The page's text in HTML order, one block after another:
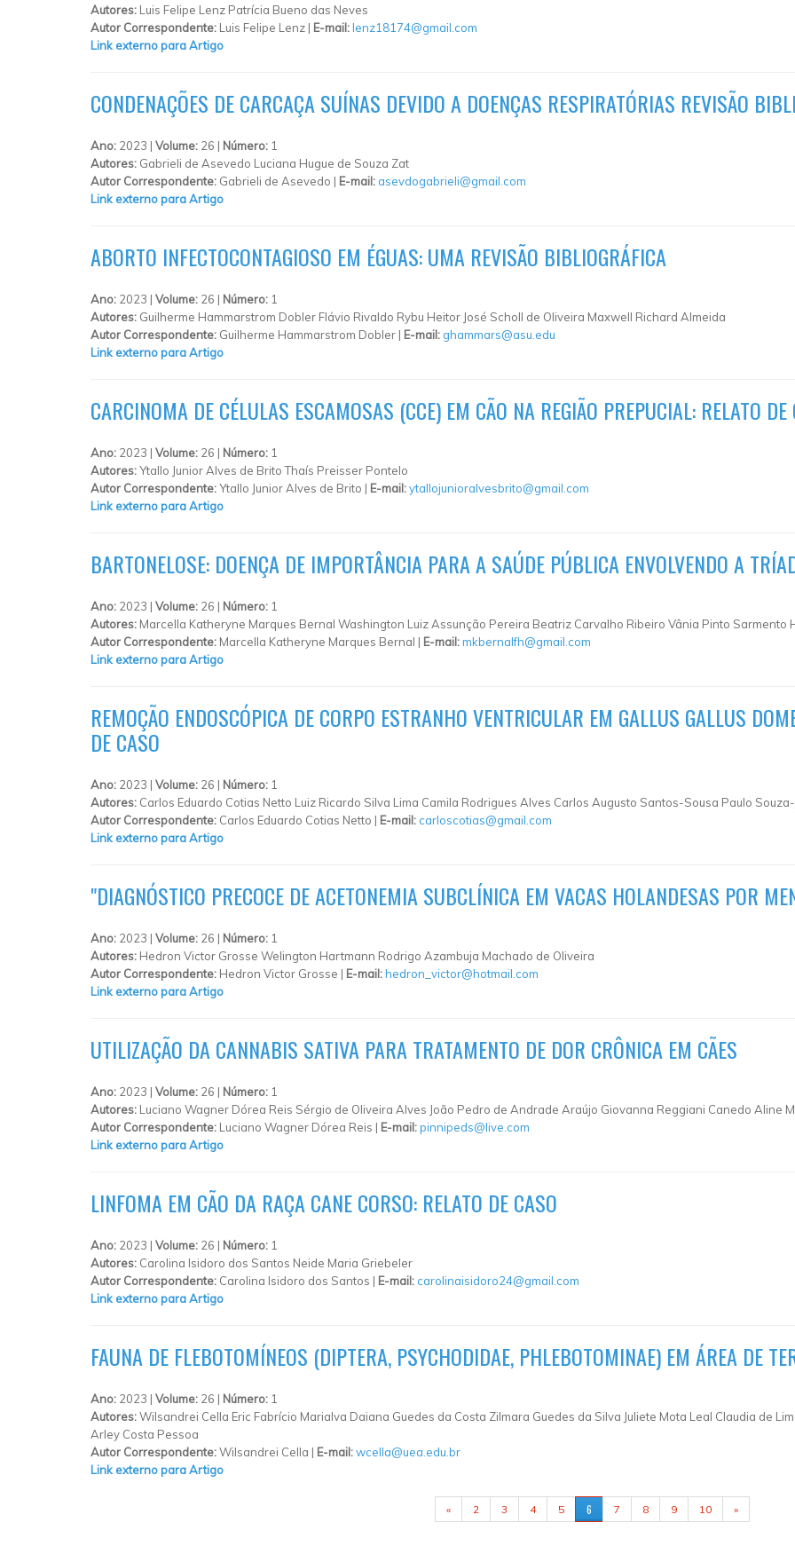
Autores: Luis Felipe Lenz Patrícia Bueno das Neves
Autor Correspondente: Luis Felipe Lenz | E-mail:lenz18174@gmail.com
Link externo para Artigo
CONDENAÇÕES DE CARCAÇA SUÍNAS DEVIDO A DOENÇAS RESPIRATÓRIAS REVISÃO
Ano: 2023 | Volume: 26 | Número: 1
Autores: Gabrieli de Asevedo Luciana Hugue de Souza Zat
Autor Correspondente: Gabrieli de Asevedo | E-mail: asevdogabrieli@gmail.com
Link externo para Artigo
ABORTO INFECTOCONTAGIOSO EM ÉGUAS: UMA REVISÃO BIBLIOGRÁFICA
Ano: 2023 | Volume: 26 | Número: 1
Autores: Guilherme Hammarstrom Dobler Flávio Rivaldo Rybu Heitor José Scholl de Oliveira Maxwell Richard Almeida
Autor Correspondente: Guilherme Hammarstrom Dobler | E-mail: ghammars@asu.edu
Link externo para Artigo
CARCINOMA DE CÉLULAS ESCAMOSAS (CCE) EM CÃO NA REGIÃO PREPUCIAL: RELATO DE
Ano: 2023 | Volume: 26 | Número: 1
Autores:Ytallo Junior Alves de Brito Thaís Preisser Pontelo
Autor Correspondente:Ytallo Junior Alves de Brito | E-mail:ytallojunioralvesbrito@gmail.com
Link externo para Artigo
BARTONELOSE: DOENÇA DE IMPORTÂNCIA PARA A SAÚDE PÚBLICA ENVOLVENDO A
Ano: 2023 | Volume: 26 | Número: 1
Autores: Marcella Katheryne Marques Bernal Washington Luiz Assunção Pereira Beatriz Carvalho Ribeiro Vânia Pinto Sarmento
Autor Correspondente: Marcella Katheryne Marques Bernal | E-mail:mkbernalfh@gmail.com
Link externo para Artigo
REMOÇÃO ENDOSCÓPICA DE CORPO ESTRANHO VENTRICULAR EM GALLUS GALLUS
DE CASO
Ano: 2023 | Volume: 26 | Número: 1
Autores: Carlos Eduardo Cotias Netto Luiz Ricardo Silva Lima Camila Rodrigues Alves Carlos Augusto Santos-Sousa Paulo
Autor Correspondente: Carlos Eduardo Cotias Netto | E-mail: carloscotias@gmail.com
Link externo para Artigo
"DIAGNÓSTICO PRECOCE DE ACETONEMIA SUBCLÍNICA EM VACAS HOLANDESAS POR
Ano: 2023 | Volume: 26 | Número: 1
Autores: Hedron Victor Grosse Welington Hartmann Rodrigo Azambuja Machado de Oliveira
Autor Correspondente: Hedron Victor Grosse | E-mail:hedron_victor@hotmail.com
Link externo para Artigo
UTILIZAÇÃO DA CANNABIS SATIVA PARA TRATAMENTO DE DOR CRÔNICA EM CÃES
Ano: 2023 | Volume: 26 | Número: 1
Autores: Luciano Wagner Dórea Reis Sérgio de Oliveira Alves João Pedro de Andrade Araújo Giovanna Reggiani Canedo Aline
Autor Correspondente: Luciano Wagner Dórea Reis | E-mail:pinnipeds@live.com
Link externo para Artigo
LINFOMA EM CÃO DA RAÇA CANE CORSO: RELATO DE CASO
Ano: 2023 | Volume: 26 | Número: 1
Autores: Carolina Isidoro dos Santos Neide Maria Griebeler
Autor Correspondente: Carolina Isidoro dos Santos | E-mail: carolinaisidoro24@gmail.com
Link externo para Artigo
FAUNA DE FLEBOTOMÍNEOS (DIPTERA, PSYCHODIDAE, PHLEBOTOMINAE) EM ÁREA DE
Ano: 2023 | Volume: 26 | Número: 1
Autores:Wilsandrei Cella Eric Fabrício Marialva Daiana Guedes da Costa Zilmara Guedes da Silva Juliete Mota Leal Claudia de
Arley Costa Pessoa
Autor Correspondente:Wilsandrei Cella | E-mail:wcella@uea.edu.br
Link externo para Artigo
« 2 3 4 5 6 7 8 9 10 »